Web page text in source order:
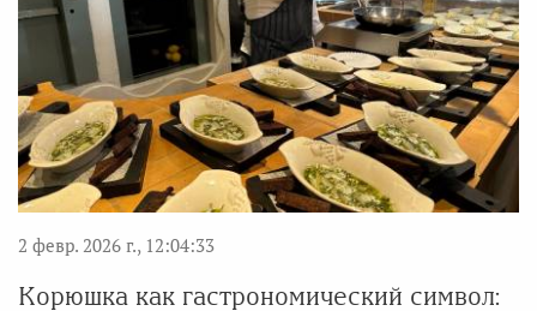
2 февр. 2026 г., 12:04:33
Корюшка как гастрономический символ: